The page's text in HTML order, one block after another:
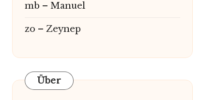
mb – Manuel
zo – Zeynep
Über